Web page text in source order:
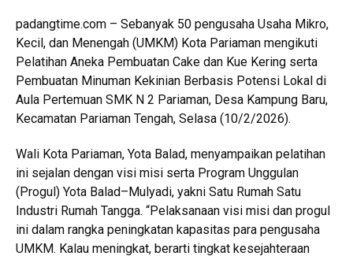
padangtime.com – Sebanyak 50 pengusaha Usaha Mikro,
Kecil, dan Menengah (UMKM) Kota Pariaman mengikuti
Pelatihan Aneka Pembuatan Cake dan Kue Kering serta
Pembuatan Minuman Kekinian Berbasis Potensi Lokal di
Aula Pertemuan SMK N 2 Pariaman, Desa Kampung Baru,
Kecamatan Pariaman Tengah, Selasa (10/2/2026).
Wali Kota Pariaman, Yota Balad, menyampaikan pelatihan
ini sejalan dengan visi misi serta Program Unggulan
(Progul) Yota Balad–Mulyadi, yakni Satu Rumah Satu
Industri Rumah Tangga. “Pelaksanaan visi misi dan progul
ini dalam rangka peningkatan kapasitas para pengusaha
UMKM. Kalau meningkat, berarti tingkat kesejahteraan